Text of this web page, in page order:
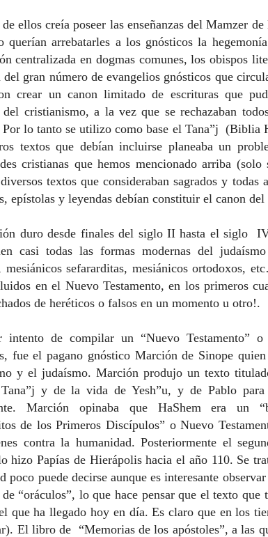
ellos creía poseer las enseñanzas del Mamzer
querían arrebatarles a los gnósticos la
centralizada en dogmas comunes, los obispos
gran número de evangelios gnósticos que
crear un canon limitado de escrituras que
cristianismo, a la vez que se rechazaban
Por lo tanto se utilizo como base el Tana”j (Biblia
textos que debían incluirse planeaba un
cristianas que hemos mencionado arriba
textos que consideraban sagrados y todas
epístolas y leyendas debían constituir el canon del
duro desde finales del siglo II hasta el siglo
casi todas las formas modernas del
mesiánicos sefararditas, mesiánicos ortodoxos,
en el Nuevo Testamento, en los primeros
de heréticos o falsos en un momento u otro!.
intento de compilar un “Nuevo Testamento”
fue el pagano gnóstico Marción de Sinope
y el judaísmo. Marción produjo un texto
y de la vida de Yesh”u, y de Pablo para
Marción opinaba que HaShem era un
de los Primeros Discípulos” o Nuevo
contra la humanidad. Posteriormente el
hizo Papías de Hierápolis hacia el año 110. Se
poco puede decirse aunque es interesante
“oráculos”, lo que hace pensar que el texto
que ha llegado hoy en día. Es claro que en los
). El libro de “Memorias de los apóstoles”, a las